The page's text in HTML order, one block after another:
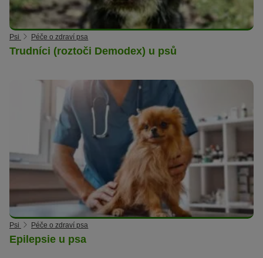
Psi Péče o zdraví psa
Trudníci (roztoči Demodex) u psů
Psi Péče o zdraví psa
Epilepsie u psa